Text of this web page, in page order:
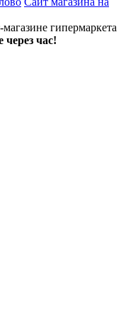
гипермаркета
через час!